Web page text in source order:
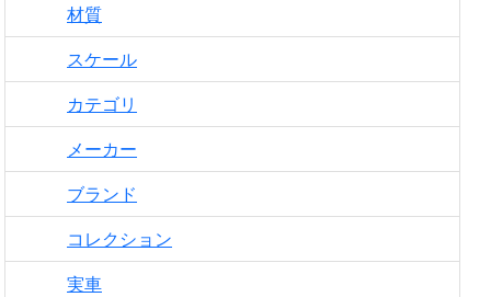
材質
スケール
カテゴリ
メーカー
ブランド
コレクション
実車